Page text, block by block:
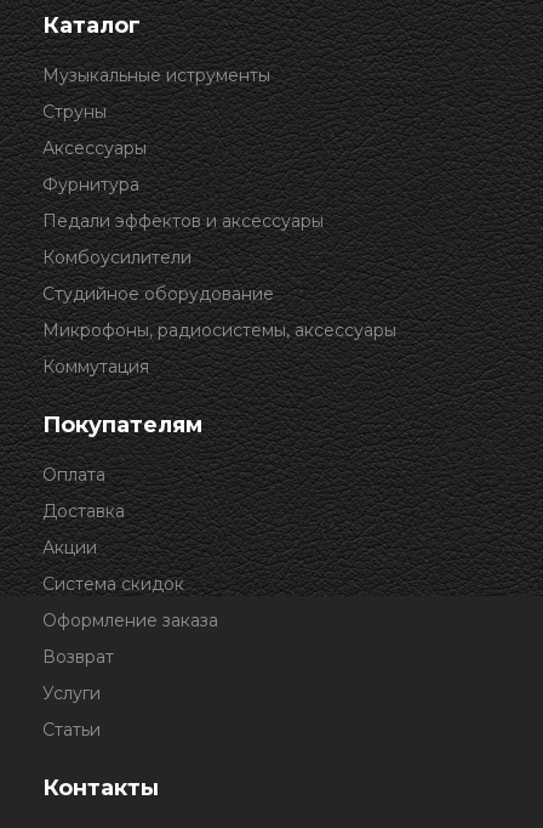
Каталог
Музыкальные иструменты
Струны
Аксессуары
Фурнитура
Педали эффектов и аксессуары
Комбоусилители
Студийное оборудование
Микрофоны, радиосистемы, аксессуары
Коммутация
Покупателям
Оплата
Доставка
Акции
Система скидок
Оформление заказа
Возврат
Услуги
Статьи
Контакты